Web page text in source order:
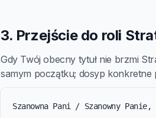
3. Przejście do roli
Gdy Twój obecny tytuł nie brzmi
samym początku; dosyp konkretne
Szanowna Pani / Szanowny Panie,